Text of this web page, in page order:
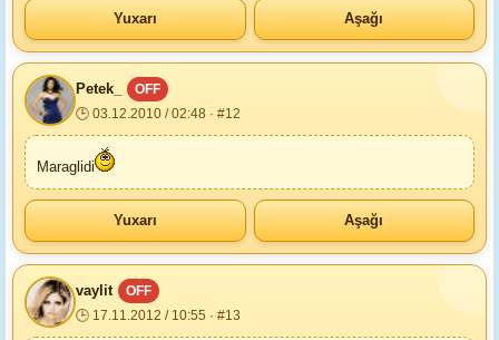
Yuxarı Aşağı
Petek_
OFF
🕒 03.12.2010 / 02:48 · #12
Maraglidi
Yuxarı Aşağı
vaylit
OFF
🕒 17.11.2012 / 10:55 · #13